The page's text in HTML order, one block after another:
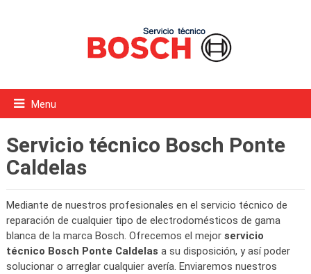
Menu
Servicio técnico Bosch Ponte
Caldelas
Mediante de nuestros profesionales en el servicio técnico de
reparación de cualquier tipo de electrodomésticos de gama
blanca de la marca Bosch. Ofrecemos el mejor servicio
técnico Bosch Ponte Caldelas a su disposición, y así poder
solucionar o arreglar cualquier avería. Enviaremos nuestros